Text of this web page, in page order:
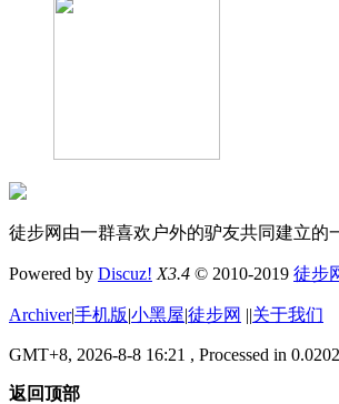
徒步网由一群喜欢户外的驴友共同建立的
Powered by Discuz! X3.4 © 2010-2019 徒步
Archiver|手机版|小黑屋|徒步网 ||关于我们
GMT+8, 2026-8-8 16:21 , Processed in
返回顶部